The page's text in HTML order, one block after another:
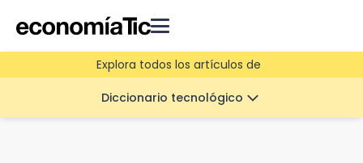
Explora todos los artículos de
Diccionario tecnológico